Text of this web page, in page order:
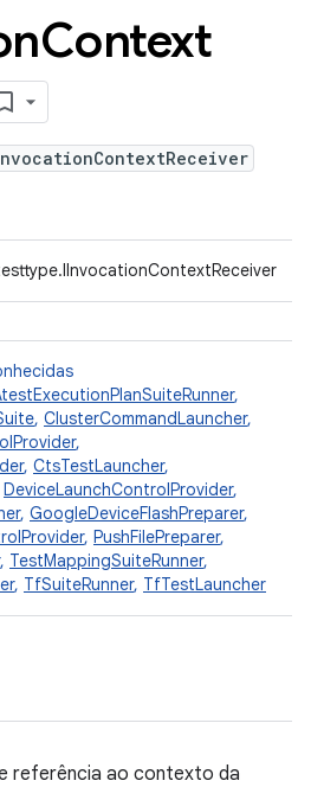
Context
,
, ClusterCommandLauncher,
,
, CtsTestLauncher,
DeviceLaunchControlProvider,
, GoogleDeviceFlashPreparer,
, PushFilePreparer,
, TestMappingSuiteRunner,
, TfSuiteRunner, TfTestLauncher
referência ao contexto da